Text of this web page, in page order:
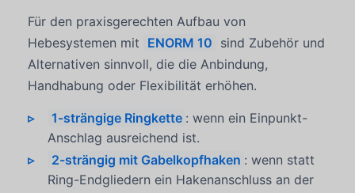
Für den praxisgerechten Aufbau von
Hebesystemen mit ENORM 10 sind Zubehör und
Alternativen sinnvoll, die die Anbindung,
Handhabung oder Flexibilität erhöhen.
1-strängige Ringkette : wenn ein Einpunkt-
Anschlag ausreichend ist.
2-strängig mit Gabelkopfhaken : wenn statt
Ring-Endgliedern ein Hakenanschluss an der